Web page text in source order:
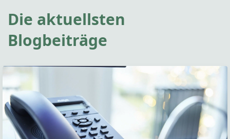
Die aktuellsten
Blogbeiträge